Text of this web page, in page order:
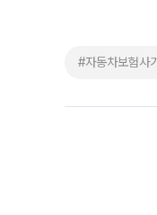
#자동차보험사기